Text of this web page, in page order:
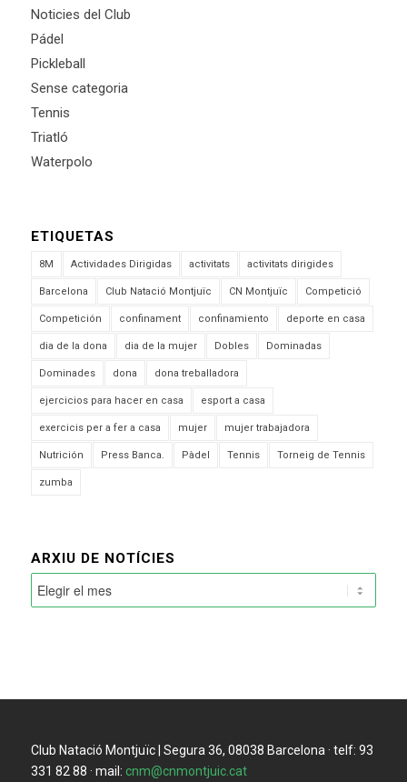
Noticies del Club
Pádel
Pickleball
Sense categoria
Tennis
Triatló
Waterpolo
ETIQUETAS
8M Actividades Dirigidas activitats activitats dirigides
Barcelona Club Natació Montjuïc CN Montjuïc Competició
Competición confinament confinamiento deporte en casa
dia de la dona dia de la mujer Dobles Dominadas
Dominades dona dona treballadora
ejercicios para hacer en casa esport a casa
exercicis per a fer a casa mujer mujer trabajadora
Nutrición Press Banca. Pàdel Tennis Torneig de Tennis
zumba
ARXIU DE NOTÍCIES
Club Natació Montjuïc | Segura 36, 08038 Barcelona · telf: 93
331 82 88 · mail: cnm@cnmontjuic.cat